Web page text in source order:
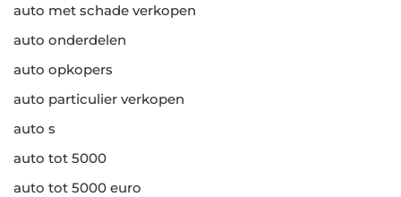
auto met schade verkopen
auto onderdelen
auto opkopers
auto particulier verkopen
auto s
auto tot 5000
auto tot 5000 euro